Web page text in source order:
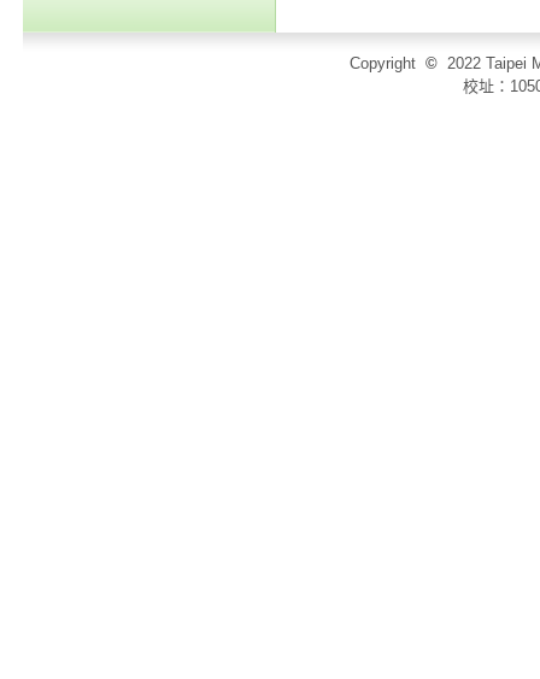
Copyright © 2022 Taipei
校址：